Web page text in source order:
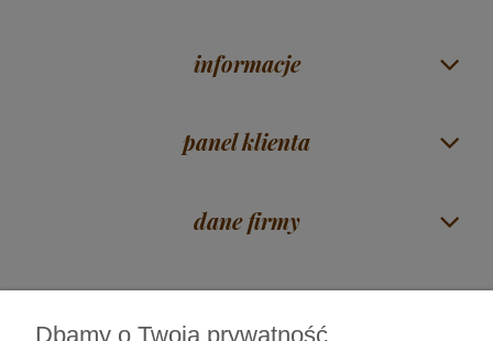
informacje
panel klienta
dane firmy
Dbamy o Twoją prywatność